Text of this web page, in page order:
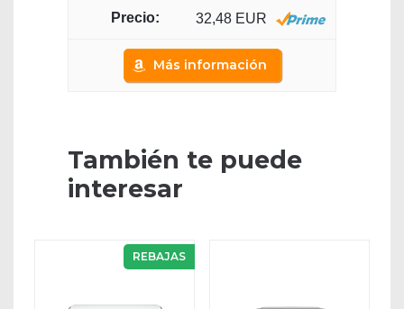
32,48 EUR
Más información
También te puede
interesar
REBAJAS